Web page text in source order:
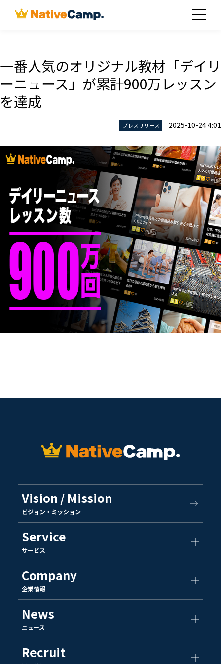
一番人気のオリジナル教材「デイリ
ーニュース」が累計900万レッスン
を達成
プレスリリース 2025-10-24 4:01
Vision / Mission
ビジョン・ミッション
Service
サービス
Company
企業情報
News
ニュース
Recruit